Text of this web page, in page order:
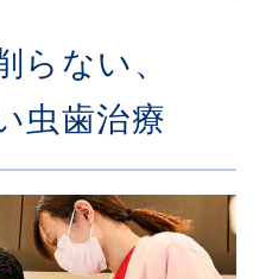
らない、
虫歯治療